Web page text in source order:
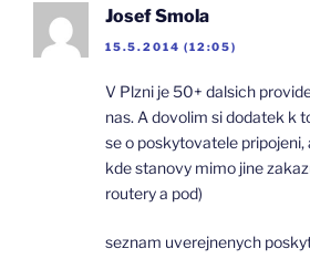
Josef Smola
15.5.2014 (12:05)
V Plzni je 50+ dalsich
nas. A dovolim si dodatek k
se o poskytovatele pripojeni,
kde stanovy mimo jine
routery a pod)
seznam uverejnenych